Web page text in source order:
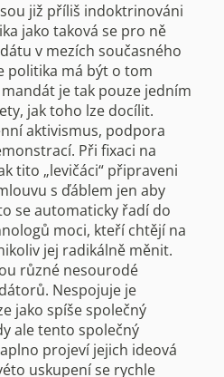
již příliš indoktrinováni
jako taková se pro ně
v mezích současného
politika má být o tom
je tak pouze jedním
jak toho lze docílit.
aktivismus, podpora
Při fixaci na
tito „levičáci“ připraveni
s ďáblem jen aby
se automaticky řadí do
moci, kteří chtějí na
jej radikálně měnit.
různé nesourodé
Nespojuje je
jako spíše společný
ale tento společný
projeví jejich ideová
uskupení se rychle